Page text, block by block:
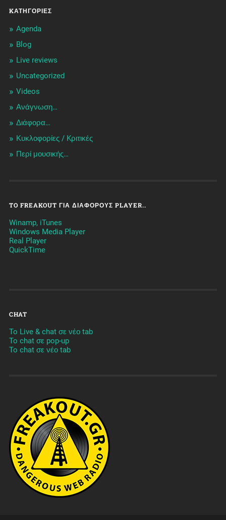
KΑΤΗΓΟΡΊΕΣ
Agenda
Blog
Live reviews
Uncategorized
Videos
Ανάγνωση…
Διάφορα…
Κυκλοφορίες / Kριτικές
Περί μουσικής…
TO FREAKOUT ΓΙΑ ΔΙΆΦΟΡΟΥΣ PLAYER..
Winamp, iTunes
Windows Media Player
Real Player
QuickTime
CHAT
To Live & chat σε νέο tab
To chat σε pop-up
To chat σε νέο tab